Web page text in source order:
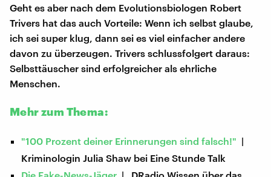
Geht es aber nach dem Evolutionsbiologen Robert
Trivers hat das auch Vorteile: Wenn ich selbst glaube,
ich sei super klug, dann sei es viel einfacher andere
davon zu überzeugen. Trivers schlussfolgert daraus:
Selbsttäuscher sind erfolgreicher als ehrliche
Menschen.
Mehr zum Thema:
"100 Prozent deiner Erinnerungen sind falsch!" |
Kriminologin Julia Shaw bei Eine Stunde Talk